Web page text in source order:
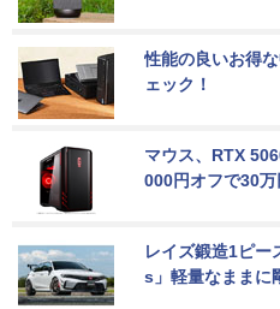
性能の良いお得
ェック！
マウス、RTX
000円オフで30万
レイズ鍛造1ピー
s」軽量なままに